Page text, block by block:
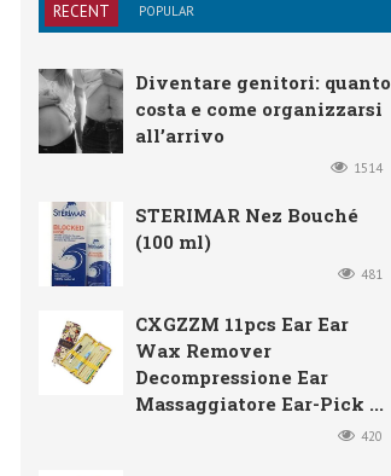
RECENT POPULAR
Diventare genitori: quanto
costa e come organizzarsi
all’arrivo
1514
STERIMAR Nez Bouché
(100 ml)
481
CXGZZM 11pcs Ear Ear
Wax Remover
Decompressione Ear
Massaggiatore Ear-Pick ...
420